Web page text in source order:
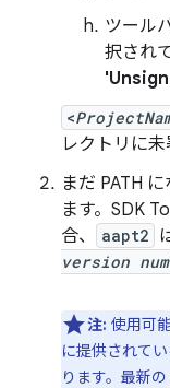
ツール
択され
<
レクトリに未
まだ PATH に
ます。SDK
合、
aapt2
version
注: 使用可
に提供されてい
ります。最新